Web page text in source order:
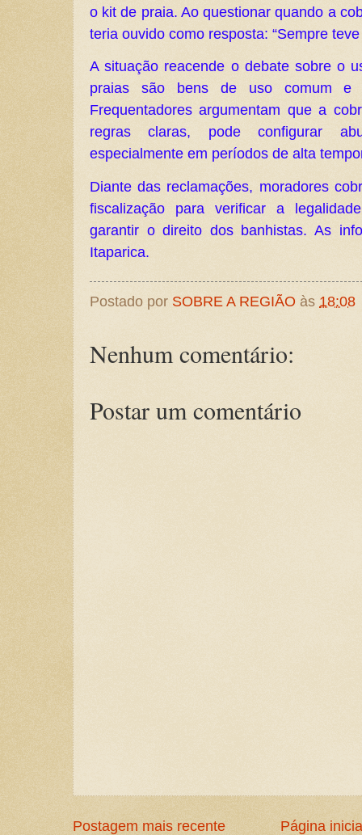
o kit de praia. Ao questionar quando a
teria ouvido como resposta: “Sempre
A situação reacende o debate sobre o
praias são bens de uso comum
Frequentadores argumentam que a
regras claras, pode configurar
especialmente em períodos de alta
Diante das reclamações, moradores
fiscalização para verificar a
garantir o direito dos banhistas. As
Itaparica.
Postado por SOBRE A REGIÃO às 18:08
Nenhum comentário:
Postar um comentário
Postagem mais recente Página